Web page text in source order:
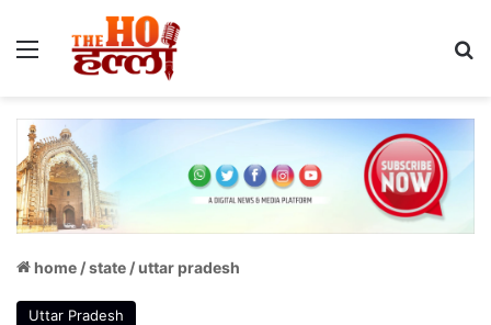
Menu
home /state /uttar pradesh
Uttar Pradesh